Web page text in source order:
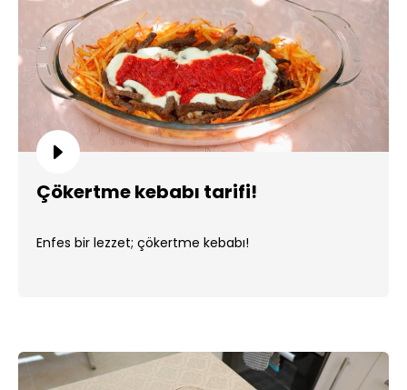
Çökertme kebabı tarifi!
Enfes bir lezzet; çökertme kebabı!